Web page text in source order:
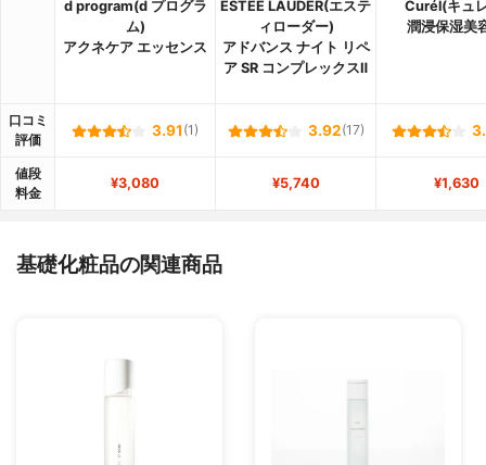
d program(d プログラ
ム)
アクネケア エッセンス
ESTEE LAUDER(エステ
ィローダー)
アドバンス ナイト リペ
ア SR コンプレックスⅡ
Curél(キュ
潤浸保湿美
口コミ
評価
3.91 (1) 3.92(17)
値段
料金
¥3,080 ¥5,740 ¥1,630
基礎化粧品の関連商品